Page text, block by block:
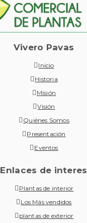
Vivero Pavas
Inicio
Historia
Misión
Visión
Quiénes Somos
Presentación
Eventos
Enlaces de interes
Plantas de interior
Los Más vendidos
plantas de exterior